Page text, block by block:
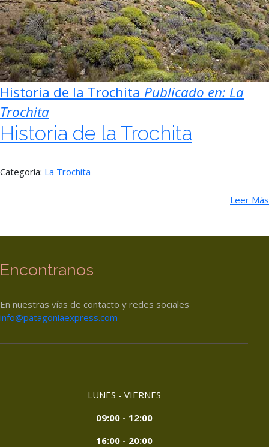
Historia de la Trochita Publicado en: La
Trochita
Historia de la Trochita
Categoría: La Trochita
Leer Más
Encontranos
En nuestras vías de contacto y redes sociales
info@patagoniaexpress.com
LUNES - VIERNES
09:00 - 12:00
16:00 - 20:00